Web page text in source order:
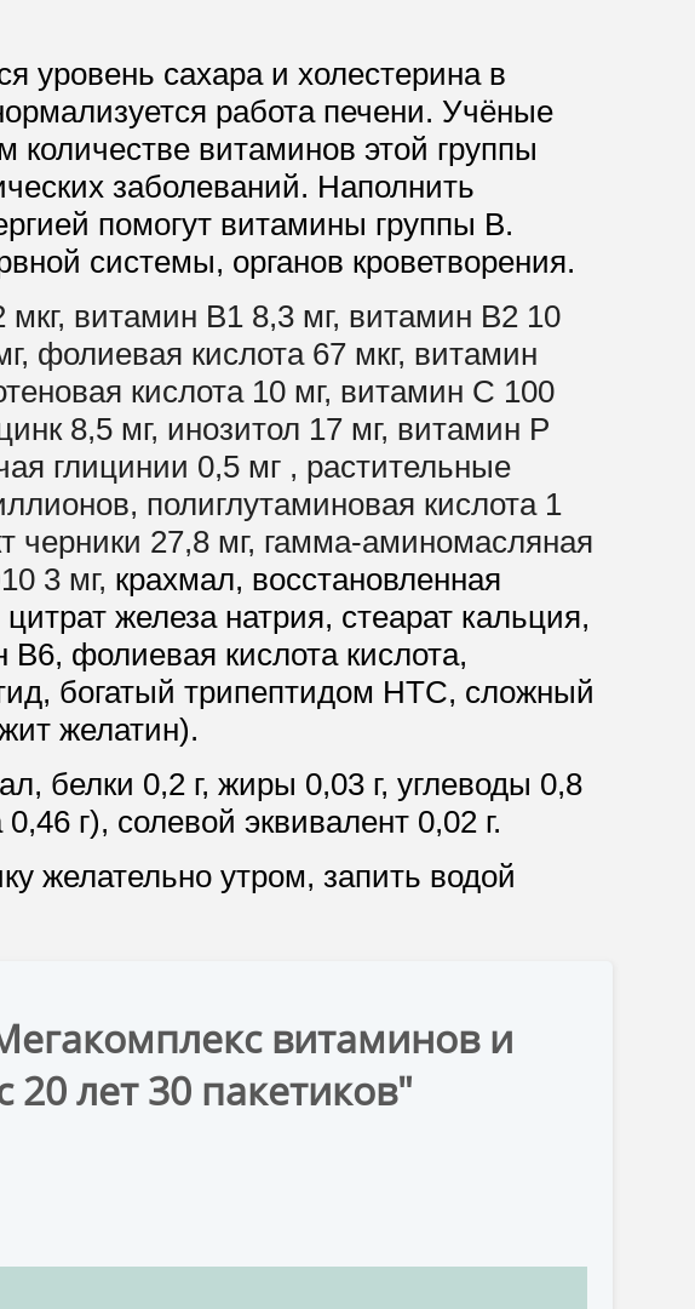
уровень сахара и холестерина в
работа печени. Учёные
количестве витаминов этой группы
заболеваний. Наполнить
помогут витамины группы В.
системы, органов кроветворения.
мкг, витамин B1 8,3 мг, витамин B2 10
фолиевая кислота 67 мкг, витамин
кислота 10 мг, витамин С 100
8,5 мг, инозитол 17 мг, витамин Р
глицинии 0,5 мг , растительные
полиглутаминовая кислота 1
черники 27,8 мг, гамма-аминомасляная
3 мг, крахмал, восстановленная
железа натрия, стеарат кальция,
фолиевая кислота кислота,
богатый трипептидом HTC, сложный
желатин).
белки 0,2 г, жиры 0,03 г, углеводы 0,8
г), солевой эквивалент 0,02 г.
желательно утром, запить водой
витаминов и
лет 30 пакетиков"